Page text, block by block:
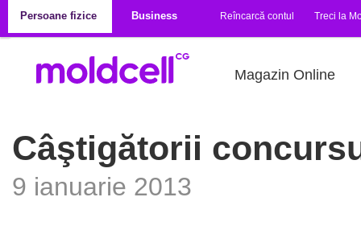
Persoane fizice
Business Reîncarcă contul Treci la
Magazin Online
Câştigătorii
9 ianuarie 2013